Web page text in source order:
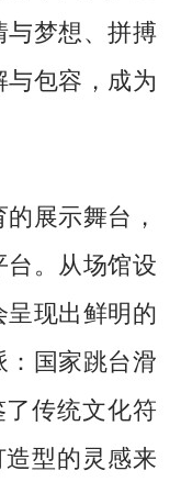
梦想、拼搏
包容，成为
展示舞台，
。从场馆设
现出鲜明的
国家跳台滑
了传统文化符
型的灵感来